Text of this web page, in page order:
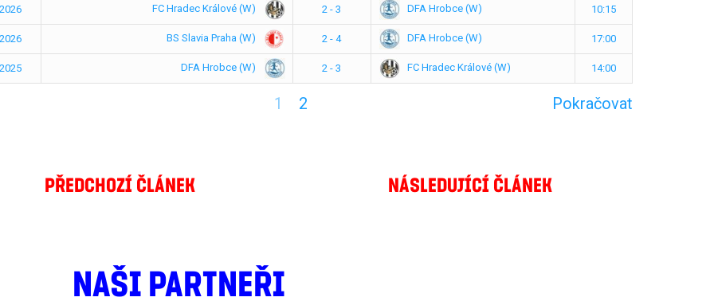
FC Hradec Králové (W) 2 - 3 DFA Hrobce (W) 10:15
BS Slavia Praha (W) 2 - 4 DFA Hrobce (W) 17:00
DFA Hrobce (W) 2 - 3 FC Hradec Králové (W) 14:00
1 2 Pokračovat
PŘEDCHOZÍ ČLÁNEK NÁSLEDUJÍCÍ ČLÁNEK
NAŠI PARTNEŘI